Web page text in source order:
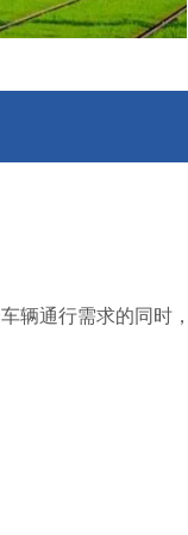
通行需求的同时